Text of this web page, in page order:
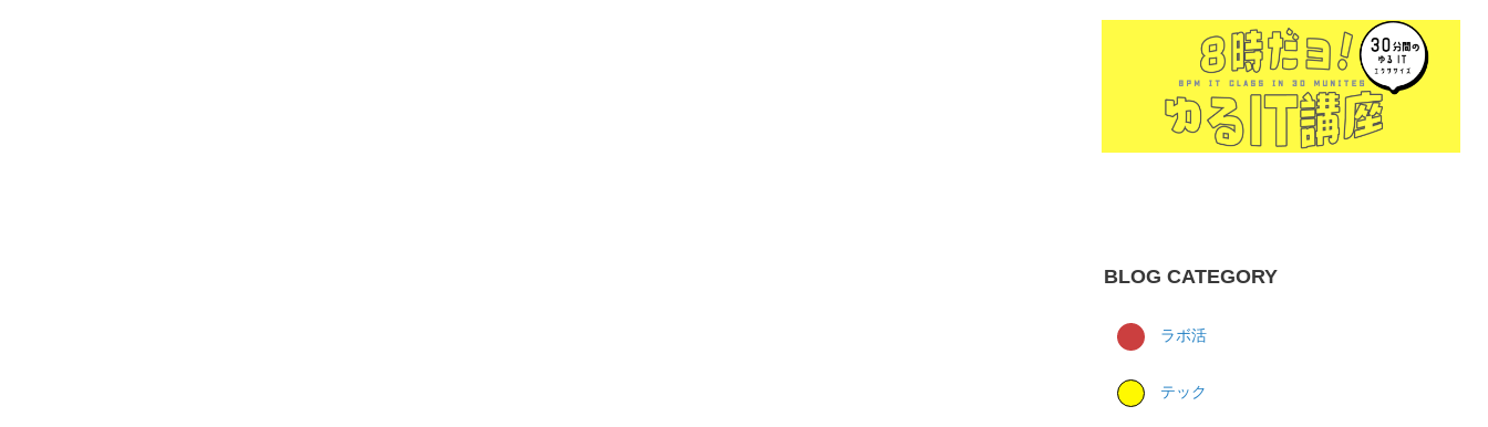
BLOG CATEGORY
ラボ活
テック